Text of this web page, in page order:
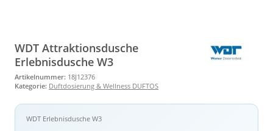
WDT Attraktionsdusche
Erlebnisdusche W3
Artikelnummer: 18J12376
Kategorie: Duftdosierung & Wellness DUFTOS
WDT Erlebnisdusche W3